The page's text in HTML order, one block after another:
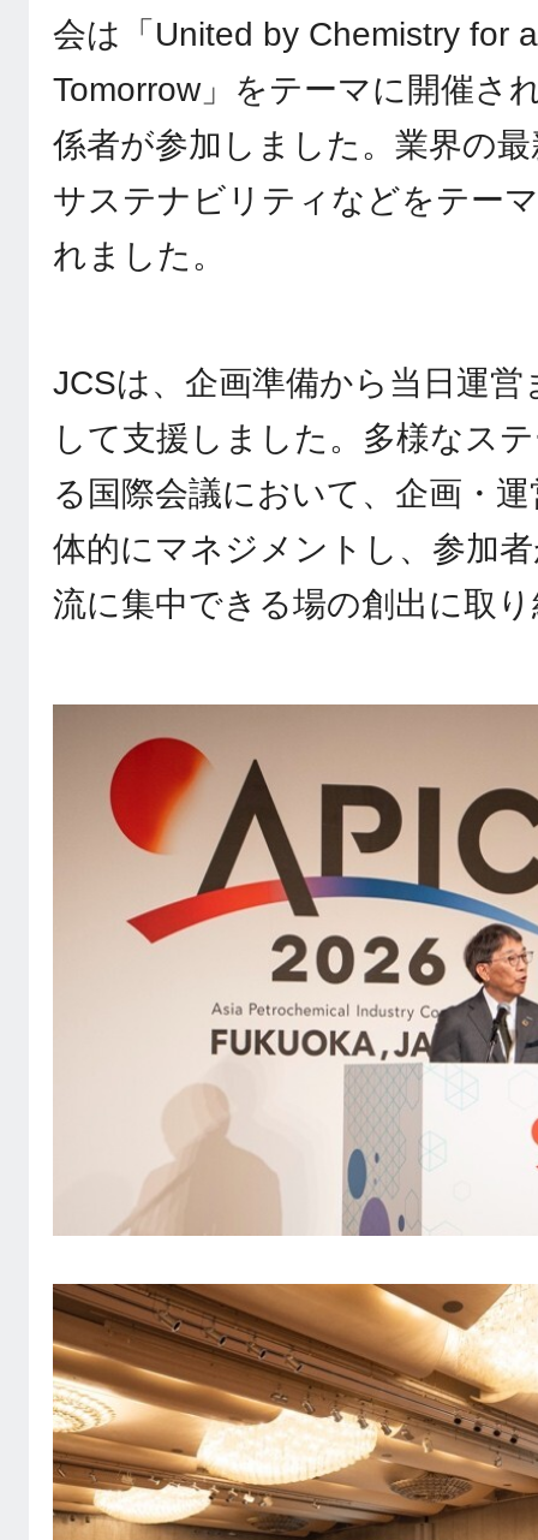
会は「United by Chemistry for
Tomorrow」をテーマに開催さ
係者が参加しました。業界の
サステナビリティなどをテー
れました。
JCSは、企画準備から当日運
して支援しました。多様なス
る国際会議において、企画・
体的にマネジメントし、参加
流に集中できる場の創出に取